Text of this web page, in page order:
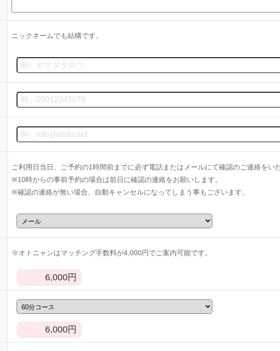
ニックネームでも結構です。
ご利用日当日、ご予約の1時間前までに必ず電話またはメールにて確認のご連絡をい
※10時からの事前予約の場合は前日に確認の連絡をお願いします。
※確認の連絡が無い場合、自動キャンセルになってしまう事もございます。
※オトニャンはマッチング手数料が4,000円でご案内可能です。
6,000円
6,000円